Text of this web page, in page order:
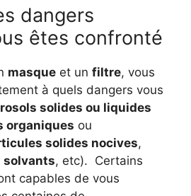
dangers
êtes confronté
masque et un filtre, vous
à quels dangers vous
solides ou liquides
organiques ou
solides nocives,
solvants, etc). Certains
capables de vous